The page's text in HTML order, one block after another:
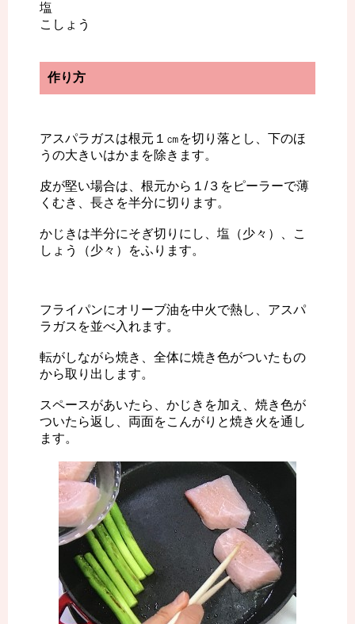
塩
こしょう
作り方
アスパラガスは根元１㎝を切り落とし、下のほ
うの大きいはかまを除きます。
皮が堅い場合は、根元から１/３をピーラーで薄
くむき、長さを半分に切ります。
かじきは半分にそぎ切りにし、塩（少々）、こ
しょう（少々）をふります。
フライパンにオリーブ油を中火で熱し、アスパ
ラガスを並べ入れます。
転がしながら焼き、全体に焼き色がついたもの
から取り出します。
スペースがあいたら、かじきを加え、焼き色が
ついたら返し、両面をこんがりと焼き火を通し
ます。